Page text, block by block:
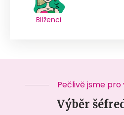
Blíženci
Pečlivě jsme pro
Výběr